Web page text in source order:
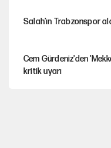
Salah’ın Trabzonspor
Cem Gürdeniz'den
kritik uyarı